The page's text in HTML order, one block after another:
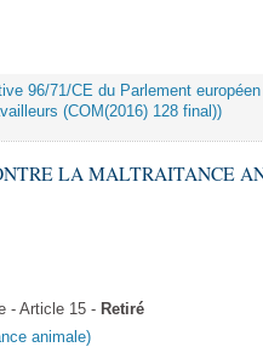
96/71/CE du Parlement
(COM(2016) 128 final))
LA MALTRAITANCE
- Article 15 - Retiré
animale)